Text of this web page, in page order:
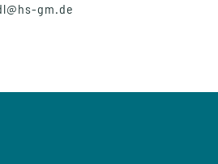
@hs-gm.de